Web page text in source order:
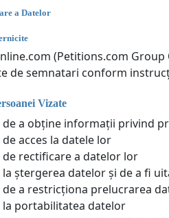
a Datelor
(Petitions.com
de semnatari conform
Vizate
a obține informații privind
acces la datele lor
rectificare a datelor lor
ștergerea datelor și de a fi
a restricționa prelucrarea
portabilitatea datelor